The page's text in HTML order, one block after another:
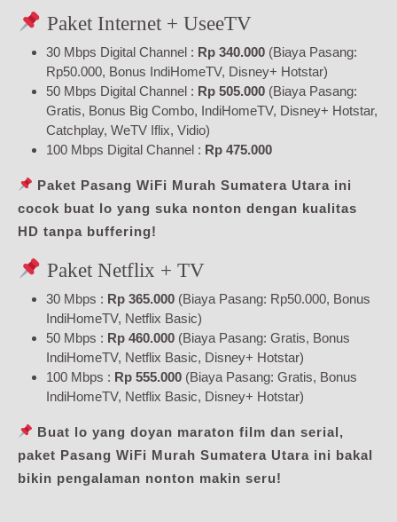
Paket Internet + UseeTV
30 Mbps Digital Channel : Rp 340.000 (Biaya Pasang:
Rp50.000, Bonus IndiHomeTV, Disney+ Hotstar)
50 Mbps Digital Channel : Rp 505.000 (Biaya Pasang:
Gratis, Bonus Big Combo, IndiHomeTV, Disney+ Hotstar,
Catchplay, WeTV Iflix, Vidio)
100 Mbps Digital Channel : Rp 475.000
Paket Pasang WiFi Murah Sumatera Utara ini
cocok buat lo yang suka nonton dengan kualitas
HD tanpa buffering!
Paket Netflix + TV
30 Mbps : Rp 365.000 (Biaya Pasang: Rp50.000, Bonus
IndiHomeTV, Netflix Basic)
50 Mbps : Rp 460.000 (Biaya Pasang: Gratis, Bonus
IndiHomeTV, Netflix Basic, Disney+ Hotstar)
100 Mbps : Rp 555.000 (Biaya Pasang: Gratis, Bonus
IndiHomeTV, Netflix Basic, Disney+ Hotstar)
Buat lo yang doyan maraton film dan serial,
paket Pasang WiFi Murah Sumatera Utara ini bakal
bikin pengalaman nonton makin seru!